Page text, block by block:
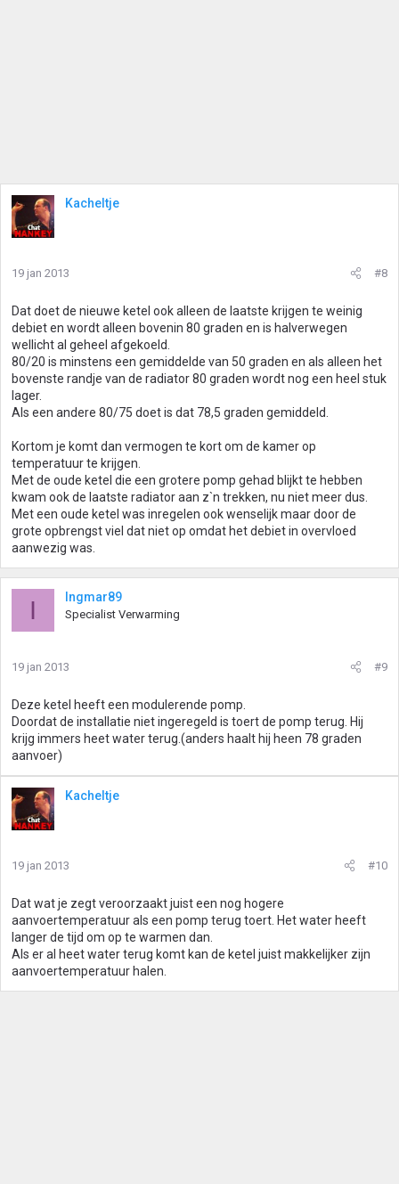
Kacheltje
19 jan 2013 #8
Dat doet de nieuwe ketel ook alleen de laatste krijgen te weinig
debiet en wordt alleen bovenin 80 graden en is halverwegen
wellicht al geheel afgekoeld.
80/20 is minstens een gemiddelde van 50 graden en als alleen het
bovenste randje van de radiator 80 graden wordt nog een heel stuk
lager.
Als een andere 80/75 doet is dat 78,5 graden gemiddeld.
Kortom je komt dan vermogen te kort om de kamer op
temperatuur te krijgen.
Met de oude ketel die een grotere pomp gehad blijkt te hebben
kwam ook de laatste radiator aan z`n trekken, nu niet meer dus.
Met een oude ketel was inregelen ook wenselijk maar door de
grote opbrengst viel dat niet op omdat het debiet in overvloed
aanwezig was.
I Ingmar89
Specialist Verwarming
19 jan 2013 #9
Deze ketel heeft een modulerende pomp.
Doordat de installatie niet ingeregeld is toert de pomp terug. Hij
krijg immers heet water terug.(anders haalt hij heen 78 graden
aanvoer)
Kacheltje
19 jan 2013 #10
Dat wat je zegt veroorzaakt juist een nog hogere
aanvoertemperatuur als een pomp terug toert. Het water heeft
langer de tijd om op te warmen dan.
Als er al heet water terug komt kan de ketel juist makkelijker zijn
aanvoertemperatuur halen.